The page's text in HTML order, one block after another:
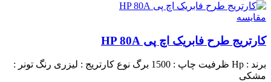
مقايسه
کارتریج طرح فابریک اچ پی HP 80A
برند : Hp ظرفیت چاپ : 1500 برگ نوع کارتریج : لیزری رنگ تونر :
مشکی